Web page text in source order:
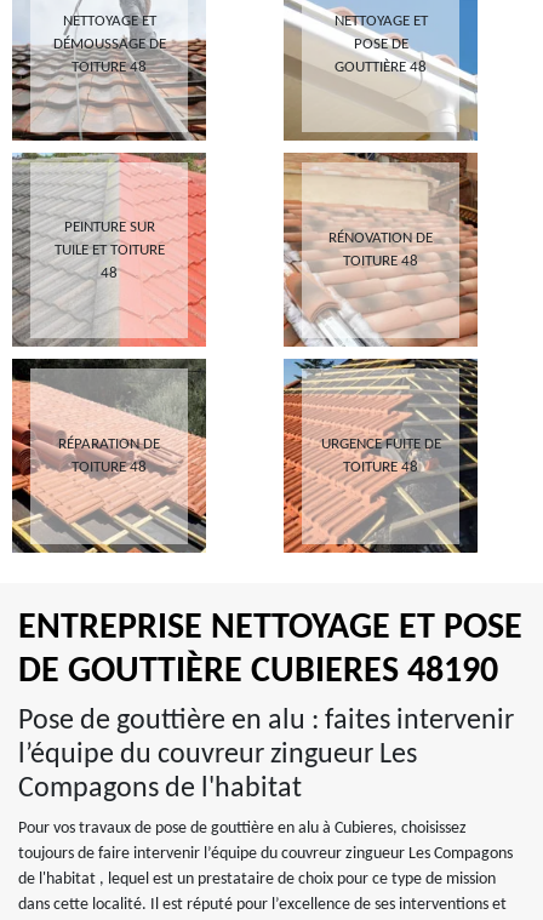
NETTOYAGE ET
DÉMOUSSAGE DE
TOITURE 48
NETTOYAGE ET
POSE DE
GOUTTIÈRE 48
PEINTURE SUR
TUILE ET TOITURE
48
RÉNOVATION DE
TOITURE 48
RÉPARATION DE
TOITURE 48
URGENCE FUITE DE
TOITURE 48
ENTREPRISE NETTOYAGE ET POSE
DE GOUTTIÈRE CUBIERES 48190
Pose de gouttière en alu : faites intervenir
l’équipe du couvreur zingueur Les
Compagons de l'habitat
Pour vos travaux de pose de gouttière en alu à Cubieres, choisissez
toujours de faire intervenir l’équipe du couvreur zingueur Les Compagons
de l'habitat , lequel est un prestataire de choix pour ce type de mission
dans cette localité. Il est réputé pour l’excellence de ses interventions et